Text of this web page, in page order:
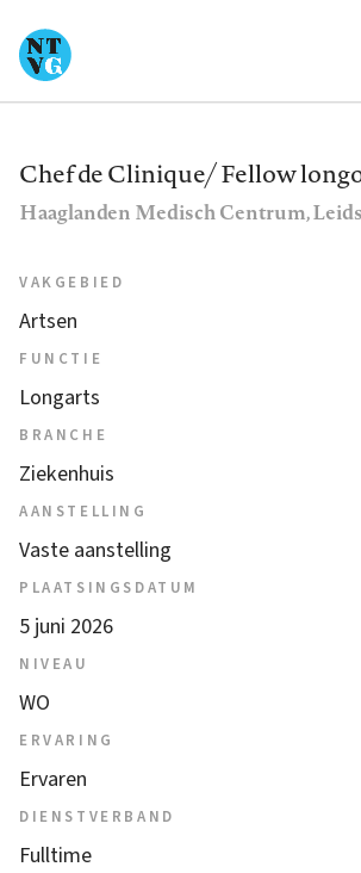
naar
de
gaan
Chef de Clinique/ Fellow
Haaglanden Medisch Centrum,
VAKGEBIED
Artsen
FUNCTIE
Longarts
BRANCHE
Ziekenhuis
AANSTELLING
Vaste aanstelling
PLAATSINGSDATUM
5 juni 2026
NIVEAU
WO
ERVARING
Ervaren
DIENSTVERBAND
Fulltime